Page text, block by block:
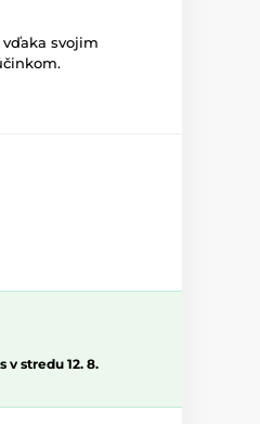
svojim
v stredu 12. 8.